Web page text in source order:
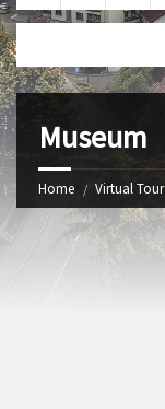
Museum
Home Virtual Tour